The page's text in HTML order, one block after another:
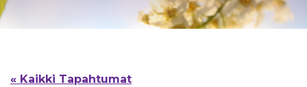
« Kaikki Tapahtumat